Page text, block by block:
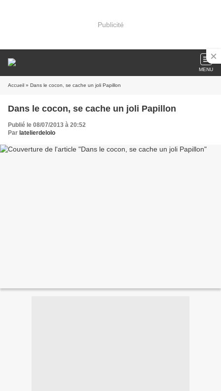
Publicité
MENU
Accueil » Dans le cocon, se cache un joli Papillon
Dans le cocon, se cache un joli Papillon
Publié le 08/07/2013 à 20:52
Par latelierdelolo